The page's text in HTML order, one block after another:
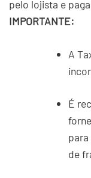
pelo lojista e
IMPORTANTE:
A
É
de